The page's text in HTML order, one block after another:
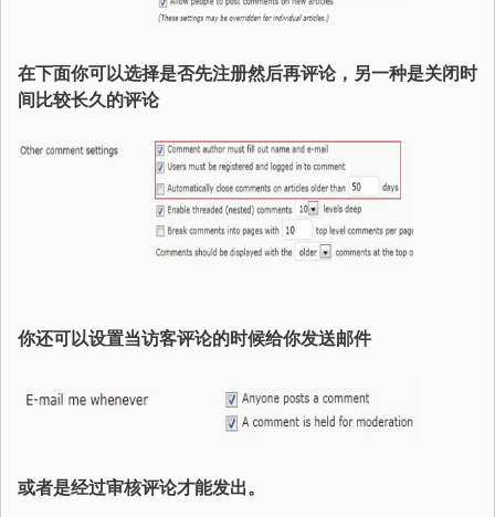
在下面你可以选择是否先注册然后再评论，另一种是关闭时
间比较长久的评论
你还可以设置当访客评论的时候给你发送邮件
或者是经过审核评论才能发出。